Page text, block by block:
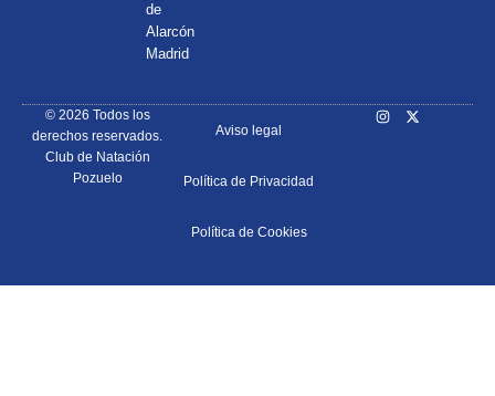
de
Alarcón
Madrid
© 2026 Todos los
derechos reservados.
Club de Natación
Pozuelo
Aviso legal
Política de Privacidad
Política de Cookies